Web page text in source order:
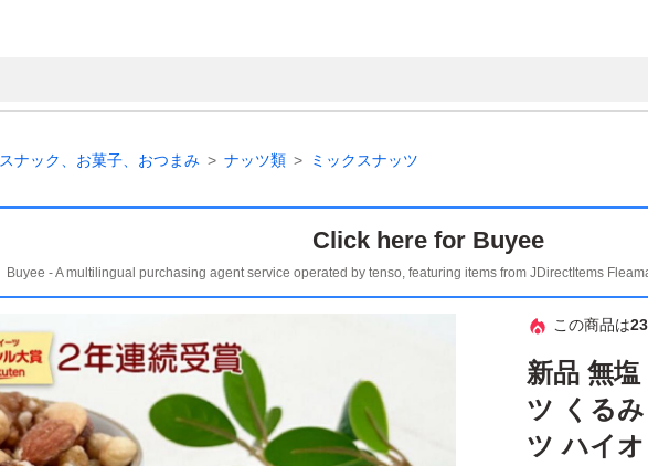
スナック、お菓子、おつまみ ナッツ類 ミックスナッツ
Click here for Buyee
Buyee - A multilingual purchasing agent service operated by tenso, featuring items from JDirectItems
この商品は
新品 無
ツ くる
ツ ハイ